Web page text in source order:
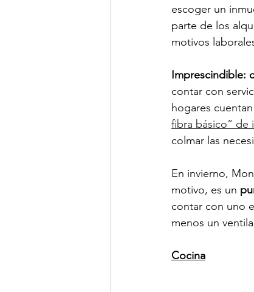
escoger un
parte de los
motivos
Imprescindible:
contar con
hogares
fibra básico” de
colmar las
En invierno,
motivo, es un
contar con uno
menos un
Cocina